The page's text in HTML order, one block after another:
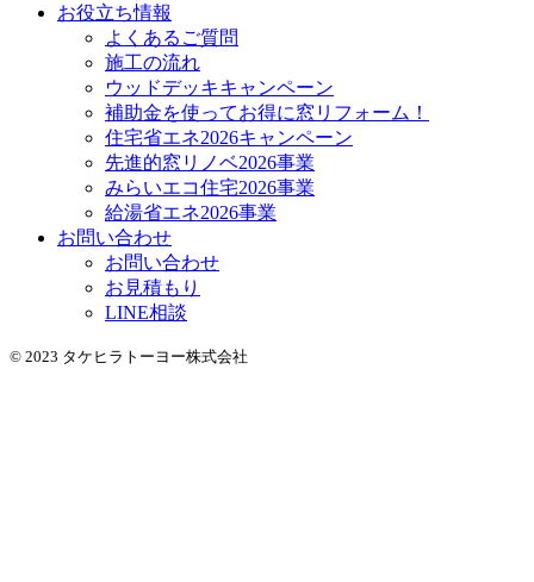
お役立ち情報
よくあるご質問
施工の流れ
ウッドデッキキャンペーン
補助金を使ってお得に窓リフォーム！
住宅省エネ2026キャンペーン
先進的窓リノベ2026事業
みらいエコ住宅2026事業
給湯省エネ2026事業
お問い合わせ
お問い合わせ
お見積もり
LINE相談
© 2023 タケヒラトーヨー株式会社